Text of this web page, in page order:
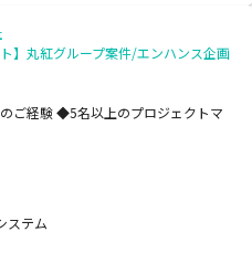
】丸紅グループ案件/エンハンス企画
ご経験 ◆5名以上のプロジェクトマ
ステム